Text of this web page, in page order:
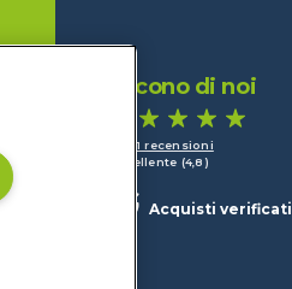
Dicono di noi
1.641 recensioni
Eccellente (4,8)
Acquisti verificati